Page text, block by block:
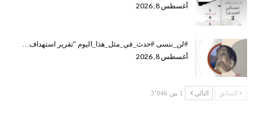
أغسطس 8, 2026
#لن_ننسى #حدث_في_مثل_هذا_اليوم “تقرير استهداف…
أغسطس 8, 2026
السابق التالي 1 من 3٬046